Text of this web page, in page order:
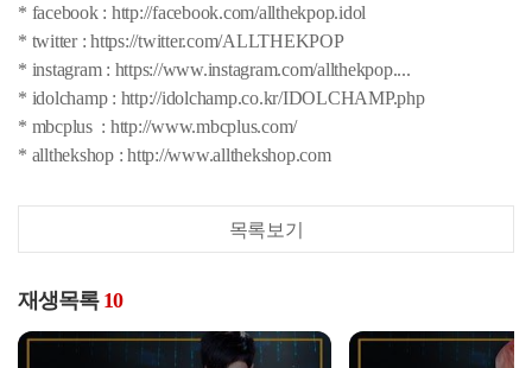
* facebook : http://facebook.com/allthekpop.idol
* twitter : https://twitter.com/ALLTHEKPOP
* instagram : https://www.instagram.com/allthekpop....
* idolchamp : http://idolchamp.co.kr/IDOLCHAMP.php
* mbcplus : http://www.mbcplus.com/
* allthekshop : http://www.allthekshop.com
목록보기
재생목록 10